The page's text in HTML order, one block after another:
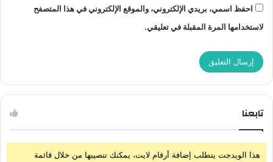
احفظ اسمي، بريدي الإلكتروني، والموقع الإلكتروني في هذا المتصفح
لاستخدامها المرة المقبلة في تعليقي.
تابعنا
هذا الويدجت يتطلب إضافة أرقام لايت، يمكنك تنصيبها من خلال قائمة